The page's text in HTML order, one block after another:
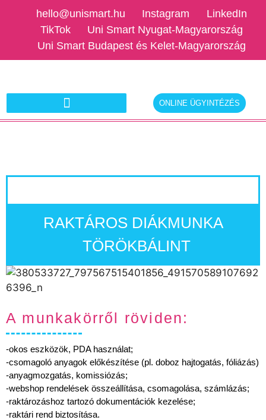
hello@unismart.hu Instagram
LinkedIn
TikTok
Uni Smart Nyugat-Magyarország
Uni Smart Budapest és Kelet-Magyarország
ONLINE ÜGYINTÉZÉS
RAKTÁROS DIÁKMUNKA
TÖRÖKBÁLINT
A munkakörről röviden:
-okos eszközök, PDA használat;
-csomagoló anyagok előkészítése (pl. doboz hajtogatás, fóliázás)
-anyagmozgatás, komissiózás;
-webshop rendelések összeállítása, csomagolása, számlázás;
-raktározáshoz tartozó dokumentációk kezelése;
-raktári rend biztosítása.